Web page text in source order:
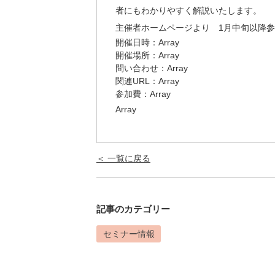
者にもわかりやすく解説いたします。
主催者ホームページより 1月中旬以降参
開催日時：Array
開催場所：Array
問い合わせ：Array
関連URL： Array
参加費：Array
Array
＜ 一覧に戻る
記事のカテゴリー
セミナー情報